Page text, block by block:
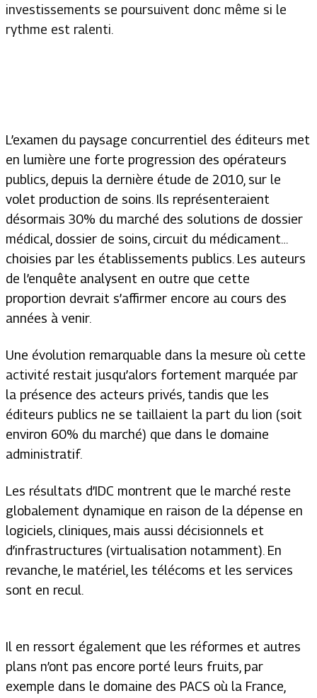
investissements se poursuivent donc même si le
rythme est ralenti.
L’examen du paysage concurrentiel des éditeurs met
en lumière une forte progression des opérateurs
publics, depuis la dernière étude de 2010, sur le
volet production de soins. Ils représenteraient
désormais 30% du marché des solutions de dossier
médical, dossier de soins, circuit du médicament…
choisies par les établissements publics. Les auteurs
de l’enquête analysent en outre que cette
proportion devrait s’affirmer encore au cours des
années à venir.
Une évolution remarquable dans la mesure où cette
activité restait jusqu’alors fortement marquée par
la présence des acteurs privés, tandis que les
éditeurs publics ne se taillaient la part du lion (soit
environ 60% du marché) que dans le domaine
administratif.
Les résultats d’IDC montrent que le marché reste
globalement dynamique en raison de la dépense en
logiciels, cliniques, mais aussi décisionnels et
d’infrastructures (virtualisation notamment). En
revanche, le matériel, les télécoms et les services
sont en recul.
Il en ressort également que les réformes et autres
plans n’ont pas encore porté leurs fruits, par
exemple dans le domaine des PACS où la France,